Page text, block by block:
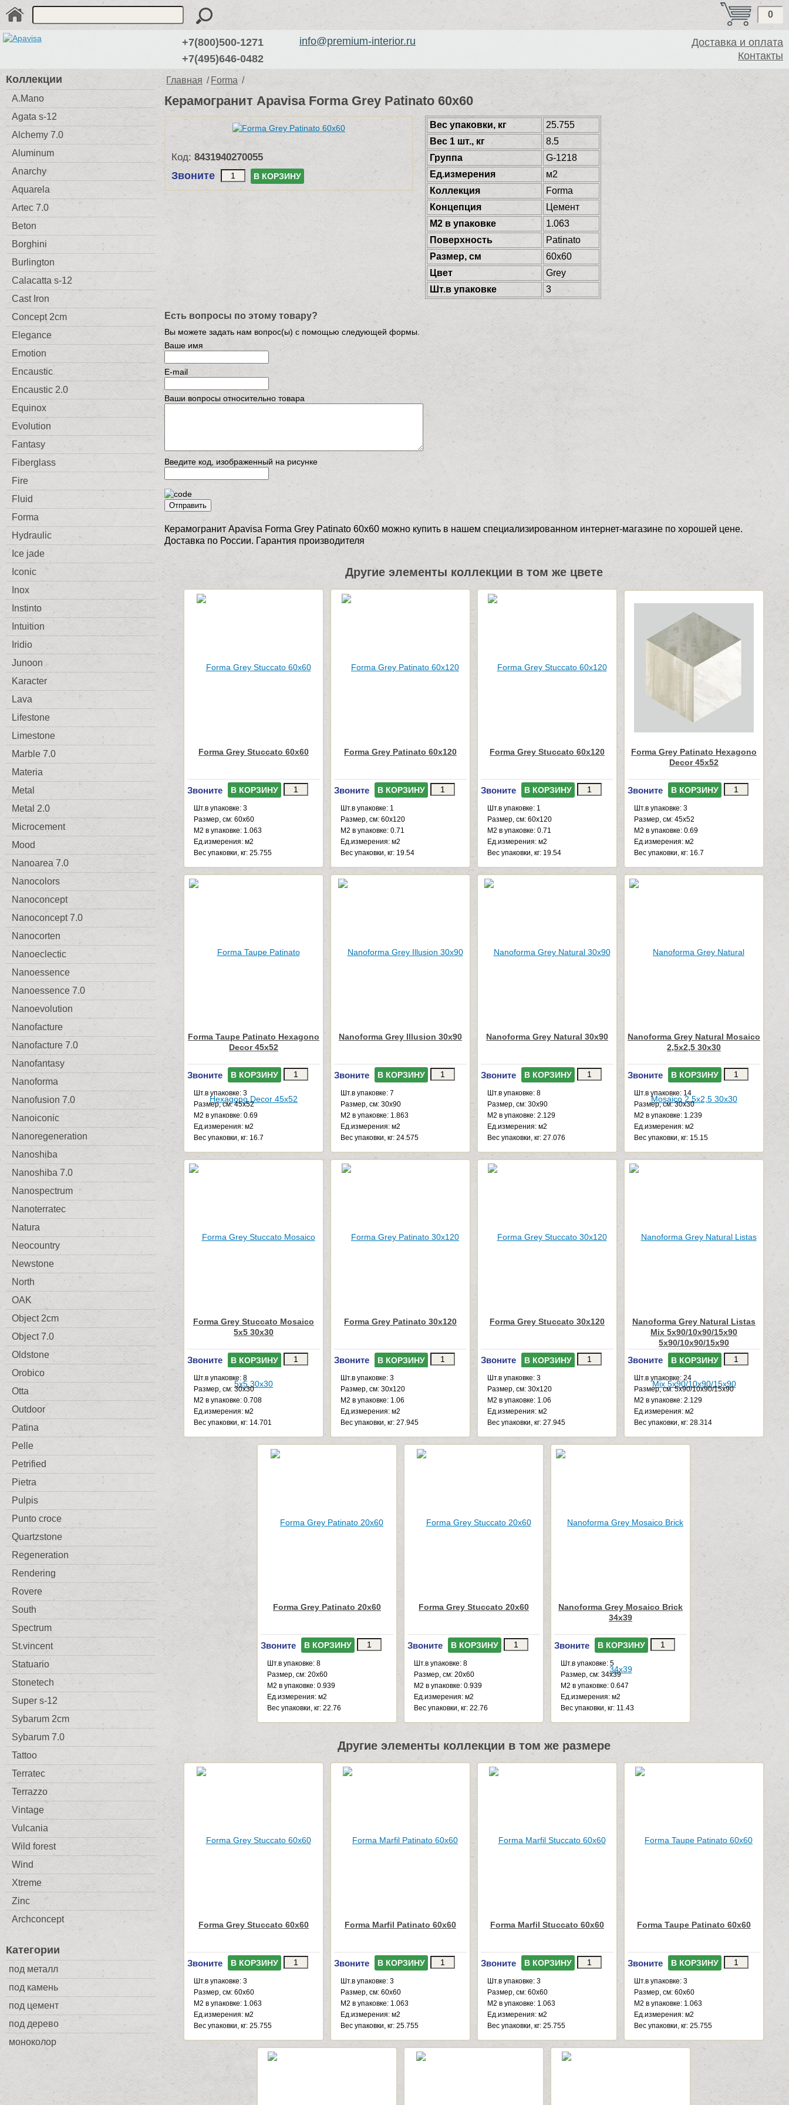
0
+7(800)500-1271
+7(495)646-0482
info@premium-interior.ru
Доставка и оплата
Контакты
Коллекции
A.Mano
Agata s-12
Alchemy 7.0
Aluminum
Anarchy
Aquarela
Artec 7.0
Beton
Borghini
Burlington
Calacatta s-12
Cast Iron
Concept 2cm
Elegance
Emotion
Encaustic
Encaustic 2.0
Equinox
Evolution
Fantasy
Fiberglass
Fire
Fluid
Forma
Hydraulic
Ice jade
Iconic
Inox
Instinto
Intuition
Iridio
Junoon
Karacter
Lava
Lifestone
Limestone
Marble 7.0
Materia
Metal
Metal 2.0
Microcement
Mood
Nanoarea 7.0
Nanocolors
Nanoconcept
Nanoconcept 7.0
Nanocorten
Nanoeclectic
Nanoessence
Nanoessence 7.0
Nanoevolution
Nanofacture
Nanofacture 7.0
Nanofantasy
Nanoforma
Nanofusion 7.0
Nanoiconic
Nanoregeneration
Nanoshiba
Nanoshiba 7.0
Nanospectrum
Nanoterratec
Natura
Neocountry
Newstone
North
OAK
Object 2cm
Object 7.0
Oldstone
Orobico
Otta
Outdoor
Patina
Pelle
Petrified
Pietra
Pulpis
Punto croce
Quartzstone
Regeneration
Rendering
Rovere
South
Spectrum
St.vincent
Statuario
Stonetech
Super s-12
Sybarum 2cm
Sybarum 7.0
Tattoo
Terratec
Terrazzo
Vintage
Vulcania
Wild forest
Wind
Xtreme
Zinc
Archconcept
Категории
под металл
под камень
под цемент
под дерево
моноколор
Главная / Forma /
Керамогранит Apavisa Forma Grey Patinato 60x60
Код: 8431940270055
Звоните В КОРЗИНУ
Веc упаковки, кг
25.755
Вес 1 шт., кг
8.5
Группа
G-1218
Ед.измерения
м2
Коллекция
Forma
Концепция
Цемент
М2 в упаковке
1.063
Поверхность
Patinato
Размер, см
60x60
Цвет
Grey
Шт.в упаковке
3
Есть вопросы по этому товару?
Вы можете задать нам вопрос(ы) с помощью следующей формы.
Ваше имя
E-mail
Ваши вопросы относительно товара
Введите код, изображенный на рисунке
Отправить
Керамогранит Apavisa Forma Grey Patinato 60x60 можно купить в нашем специализированном интернет-магазине по хорошей цене.
Доставка по России. Гарантия производителя
Другие элементы коллекции в том же цвете
Forma Grey Stuccato 60x60
Звоните В КОРЗИНУ
Шт.в упаковке: 3
Размер, см: 60x60
М2 в упаковке: 1.063
Ед.измерения: м2
Веc упаковки, кг: 25.755
Forma Grey Patinato 60x120
Звоните В КОРЗИНУ
Шт.в упаковке: 1
Размер, см: 60x120
М2 в упаковке: 0.71
Ед.измерения: м2
Веc упаковки, кг: 19.54
Forma Grey Stuccato 60x120
Звоните В КОРЗИНУ
Шт.в упаковке: 1
Размер, см: 60x120
М2 в упаковке: 0.71
Ед.измерения: м2
Веc упаковки, кг: 19.54
Forma Grey Patinato Hexagono
Decor 45x52
Звоните В КОРЗИНУ
Шт.в упаковке: 3
Размер, см: 45x52
М2 в упаковке: 0.69
Ед.измерения: м2
Веc упаковки, кг: 16.7
Forma Taupe Patinato Hexagono
Decor 45x52
Звоните В КОРЗИНУ
Шт.в упаковке: 3
Размер, см: 45x52
М2 в упаковке: 0.69
Ед.измерения: м2
Веc упаковки, кг: 16.7
Nanoforma Grey Illusion 30x90
Звоните В КОРЗИНУ
Шт.в упаковке: 7
Размер, см: 30x90
М2 в упаковке: 1.863
Ед.измерения: м2
Веc упаковки, кг: 24.575
Nanoforma Grey Natural 30x90
Звоните В КОРЗИНУ
Шт.в упаковке: 8
Размер, см: 30x90
М2 в упаковке: 2.129
Ед.измерения: м2
Веc упаковки, кг: 27.076
Nanoforma Grey Natural Mosaico
2,5x2,5 30x30
Звоните В КОРЗИНУ
Шт.в упаковке: 14
Размер, см: 30x30
М2 в упаковке: 1.239
Ед.измерения: м2
Веc упаковки, кг: 15.15
Forma Grey Stuccato Mosaico
5x5 30x30
Звоните В КОРЗИНУ
Шт.в упаковке: 8
Размер, см: 30x30
М2 в упаковке: 0.708
Ед.измерения: м2
Веc упаковки, кг: 14.701
Forma Grey Patinato 30x120
Звоните В КОРЗИНУ
Шт.в упаковке: 3
Размер, см: 30x120
М2 в упаковке: 1.06
Ед.измерения: м2
Веc упаковки, кг: 27.945
Forma Grey Stuccato 30x120
Звоните В КОРЗИНУ
Шт.в упаковке: 3
Размер, см: 30x120
М2 в упаковке: 1.06
Ед.измерения: м2
Веc упаковки, кг: 27.945
Nanoforma Grey Natural Listas
Mix 5x90/10x90/15x90
5x90/10x90/15x90
Звоните В КОРЗИНУ
Шт.в упаковке: 24
Размер, см: 5x90/10x90/15x90
М2 в упаковке: 2.129
Ед.измерения: м2
Веc упаковки, кг: 28.314
Forma Grey Patinato 20x60
Звоните В КОРЗИНУ
Шт.в упаковке: 8
Размер, см: 20x60
М2 в упаковке: 0.939
Ед.измерения: м2
Веc упаковки, кг: 22.76
Forma Grey Stuccato 20x60
Звоните В КОРЗИНУ
Шт.в упаковке: 8
Размер, см: 20x60
М2 в упаковке: 0.939
Ед.измерения: м2
Веc упаковки, кг: 22.76
Nanoforma Grey Mosaico Brick
34x39
Звоните В КОРЗИНУ
Шт.в упаковке: 5
Размер, см: 34x39
М2 в упаковке: 0.647
Ед.измерения: м2
Веc упаковки, кг: 11.43
Другие элементы коллекции в том же размере
Forma Grey Stuccato 60x60
Звоните В КОРЗИНУ
Шт.в упаковке: 3
Размер, см: 60x60
М2 в упаковке: 1.063
Ед.измерения: м2
Веc упаковки, кг: 25.755
Forma Marfil Patinato 60x60
Звоните В КОРЗИНУ
Шт.в упаковке: 3
Размер, см: 60x60
М2 в упаковке: 1.063
Ед.измерения: м2
Веc упаковки, кг: 25.755
Forma Marfil Stuccato 60x60
Звоните В КОРЗИНУ
Шт.в упаковке: 3
Размер, см: 60x60
М2 в упаковке: 1.063
Ед.измерения: м2
Веc упаковки, кг: 25.755
Forma Taupe Patinato 60x60
Звоните В КОРЗИНУ
Шт.в упаковке: 3
Размер, см: 60x60
М2 в упаковке: 1.063
Ед.измерения: м2
Веc упаковки, кг: 25.755